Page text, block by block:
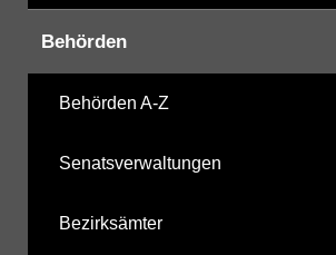
Behörden
Behörden A-Z
Senatsverwaltungen
Bezirksämter